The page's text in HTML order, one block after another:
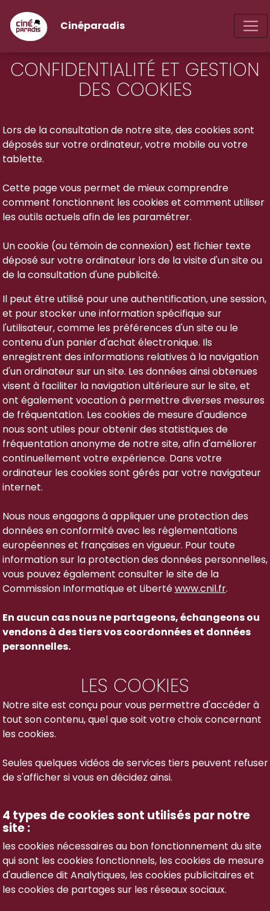
Cinéparadis
CONFIDENTIALITÉ ET GESTION
DES COOKIES
Lors de la consultation de notre site, des cookies sont
déposés sur votre ordinateur, votre mobile ou votre
tablette.
Cette page vous permet de mieux comprendre
comment fonctionnent les cookies et comment utiliser
les outils actuels afin de les paramétrer.
Un cookie (ou témoin de connexion) est fichier texte
déposé sur votre ordinateur lors de la visite d'un site ou
de la consultation d'une publicité.
Il peut être utilisé pour une authentification, une session,
et pour stocker une information spécifique sur
l'utilisateur, comme les préférences d'un site ou le
contenu d'un panier d'achat électronique. Ils
enregistrent des informations relatives à la navigation
d'un ordinateur sur un site. Les données ainsi obtenues
visent à faciliter la navigation ultérieure sur le site, et
ont également vocation à permettre diverses mesures
de fréquentation. Les cookies de mesure d'audience
nous sont utiles pour obtenir des statistiques de
fréquentation anonyme de notre site, afin d'améliorer
continuellement votre expérience. Dans votre
ordinateur les cookies sont gérés par votre navigateur
internet.
Nous nous engagons à appliquer une protection des
données en conformité avec les réglementations
européennes et françaises en vigueur. Pour toute
information sur la protection des données personnelles,
vous pouvez également consulter le site de la
Commission Informatique et Libertéwww.cnil.fr.
En aucun cas nous ne partageons, échangeons ou
vendons à des tiers vos coordonnées et données
personnelles.
LES COOKIES
Notre site est conçu pour vous permettre d'accéder à
tout son contenu, quel que soit votre choix concernant
les cookies.
Seules quelques vidéos de services tiers peuvent refuser
de s'afficher si vous en décidez ainsi.
4 types de cookies sont utilisés par notre
site :
les cookies nécessaires au bon fonctionnement du site
qui sont les cookies fonctionnels, les cookies de mesure
d'audience dit Analytiques, les cookies publicitaires et
les cookies de partages sur les réseaux sociaux.